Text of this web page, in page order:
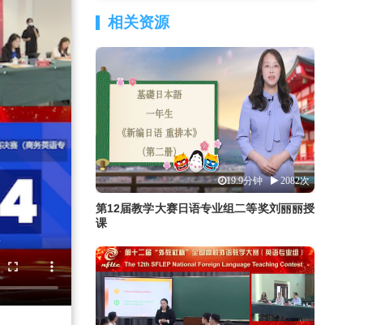
相关资源
19.9分钟 2082次
第12届教学大赛日语专业组二等奖刘丽丽授
课